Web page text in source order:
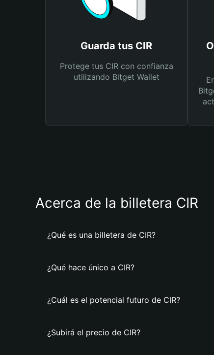
Guarda tus CIR
Protege tus CIR con confianza
utilizando Bitget Wallet
Acerca de la billetera CIR
¿Qué es una billetera de CIR?
¿Qué hace único a CIR?
¿Cuál es el potencial futuro de CIR?
¿Subirá el precio de CIR?